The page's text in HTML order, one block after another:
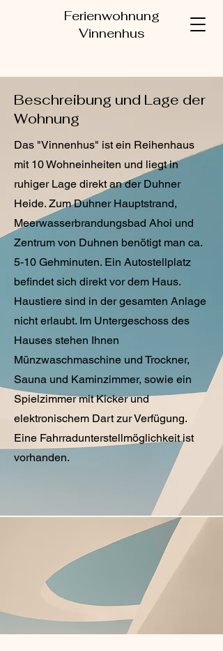
Ferienwohnung
Vinnenhus
Beschreibung und Lage der
Wohnung
Das "Vinnenhus" ist ein Reihenhaus
mit 10 Wohneinheiten und liegt in
ruhiger Lage direkt an der Duhner
Heide. Zum Duhner Hauptstrand,
Meerwasserbrandungsbad Ahoi und
Zentrum von Duhnen benötigt man ca.
5-10 Gehminuten. Ein Autostellplatz
befindet sich direkt vor dem Haus.
Haustiere sind in der gesamten Anlage
nicht erlaubt. Im Untergeschoss des
Hauses stehen Ihnen
Münzwaschmaschine und Trockner,
Sauna und Kaminzimmer, sowie ein
Spielzimmer mit Kicker und
elektronischem Dart zur Verfügung.
Eine Fahrradunterstellmöglichkeit ist
vorhanden.